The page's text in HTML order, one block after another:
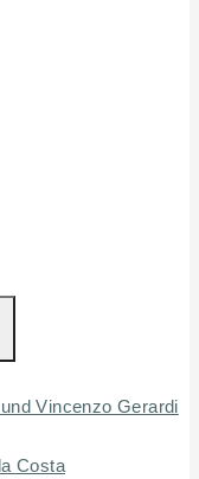
Vincenzo Gerardi
Costa